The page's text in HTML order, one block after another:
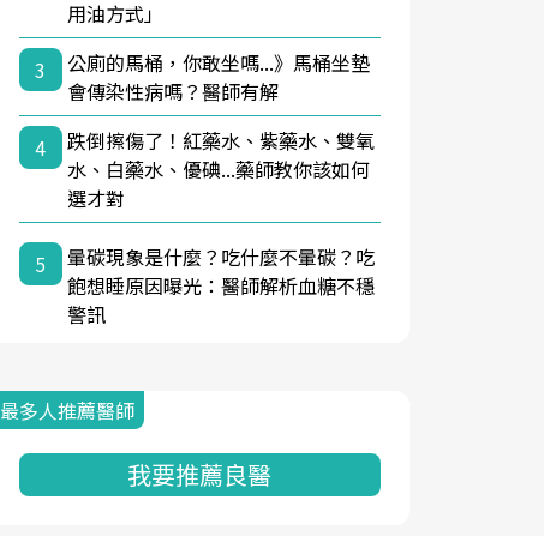
用油方式」
3
公廁的馬桶，你敢坐嗎...》馬桶坐墊
會傳染性病嗎？醫師有解
4
跌倒擦傷了！紅藥水、紫藥水、雙氧
水、白藥水、優碘...藥師教你該如何
選才對
5
暈碳現象是什麼？吃什麼不暈碳？吃
飽想睡原因曝光：醫師解析血糖不穩
警訊
最多人推薦醫師
我要推薦良醫